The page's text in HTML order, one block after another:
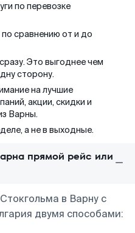
по перевозке
сравнению от и до
Это выгоднее чем
сторону.
на лучшие
акции, скидки и
Варны.
а не в выходные.
прямой рейс или
в Варну с
двумя способами: